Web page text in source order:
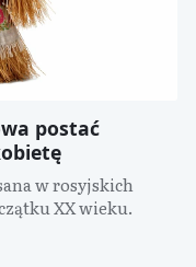
postać
w rosyjskich
XX wieku.